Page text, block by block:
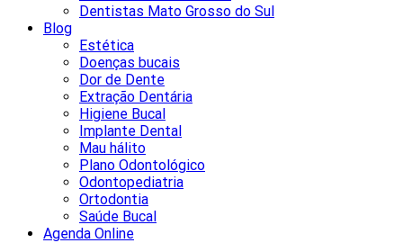
Dentistas Mato Grosso do Sul
Blog
Estética
Doenças bucais
Dor de Dente
Extração Dentária
Higiene Bucal
Implante Dental
Mau hálito
Plano Odontológico
Odontopediatria
Ortodontia
Saúde Bucal
Agenda Online